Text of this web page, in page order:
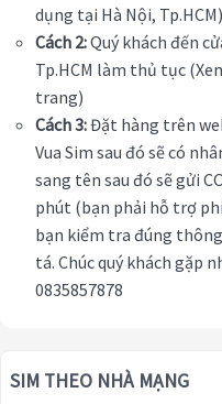
dụng tại Hà Nội, Tp.HCM)
Cách 2:Quý khách đến
Tp.HCM làm thủ tục
trang)
Cách 3:Đặt hàng trên
Vua Sim sau đó sẽ có
sang tên sau đó sẽ gửi
phút (bạn phải hỗ trợ
bạn kiểm tra đúng
tá. Chúc quý khách gặp
0835857878
SIM THEO NHÀ MẠNG